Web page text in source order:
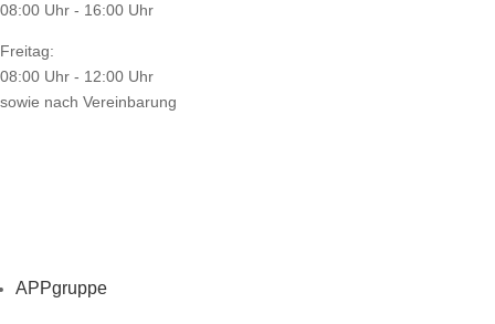
08:00 Uhr - 16:00 Uhr
Freitag:
08:00 Uhr - 12:00 Uhr
sowie nach Vereinbarung
APPgruppe